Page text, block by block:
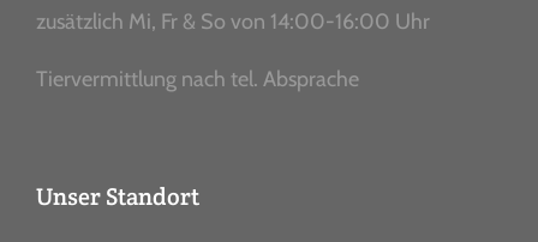
zusätzlich Mi, Fr & So von 14:00-16:00 Uhr
Tiervermittlung nach tel. Absprache
Unser Standort